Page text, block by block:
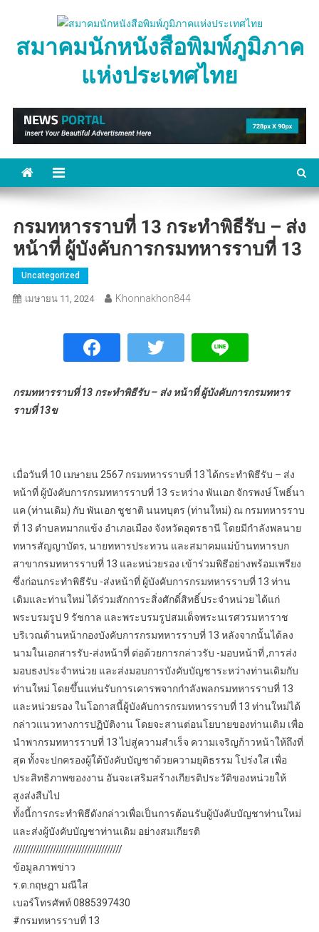
contentสมาคมนักหนังสือพิมพ์ภูมิภาค
แห่งประเทศไทย
กรมทหารราบที่ 13 กระทำพิธีรับ – ส่ง
หน้าที่ ผู้บังคับการกรมทหารราบที่ 13
Uncategorized
เมษายน 11, 2024 Khonnakhon844
กรมทหารราบที่ 13 กระทำพิธีรับ – ส่ง หน้าที่ ผู้บังคับการกรมทหาร
ราบที่ 13ข
เมื่อวันที่ 10 เมษายน 2567 กรมทหารราบที่ 13 ได้กระทำพิธีรับ – ส่ง
หน้าที่ ผู้บังคับการกรมทหารราบที่ 13 ระหว่าง พันเอก จักรพงษ์ โพธิ์นา
แค (ท่านเดิม) กับ พันเอก ชูชาติ นนทบุตร (ท่านใหม่) ณ กรมทหารราบ
ที่ 13 ตำบลหมากแข้ง อำเภอเมือง จังหวัดอุดรธานี โดยมีกำลังพลนาย
ทหารสัญญาบัตร, นายทหารประทวน และสมาคมแม่บ้านทหารบก
สาขากรมทหารราบที่ 13 และหน่วยรอง เข้าร่วมพิธีอย่างพร้อมเพรียง
ซึ่งก่อนกระทำพิธีรับ -ส่งหน้าที่ ผู้บังคับการกรมทหารราบที่ 13 ท่าน
เดิมและท่านใหม่ ได้ร่วมสักการะสิ่งศักดิ์สิทธิ์ประจำหน่วย ได้แก่
พระบรมรูป 9 รัชกาล และพระบรมรูปสมเด็จพระนเรศวรมหาราช
บริเวณด้านหน้ากองบังคับการกรมทหารราบที่ 13 หลังจากนั้นได้ลง
นามในเอกสารรับ-ส่งหน้าที่ ต่อด้วยการกล่าวรับ -มอบหน้าที่ ,การส่ง
มอบธงประจำหน่วย และส่งมอบการบังคับบัญชาระหว่างท่านเดิมกับ
ท่านใหม่ โดยขึ้นแท่นรับการเคารพจากกำลังพลกรมทหารราบที่ 13
และหน่วยรอง ในโอกาสนี้ผู้บังคับการกรมทหารราบที่ 13 ท่านใหม่ได้
กล่าวแนวทางการปฏิบัติงาน โดยจะสานต่อนโยบายของท่านเดิม เพื่อ
นำพากรมทหารราบที่ 13 ไปสู่ความสำเร็จ ความเจริญก้าวหน้าให้ถึงที่
สุด ทั้งจะปกครองผู้ใต้บังคับบัญชาด้วยความยุติธรรม โปร่งใส เพื่อ
ประสิทธิภาพของงาน อันจะเสริมสร้างเกียรติประวัติของหน่วยให้
สูงส่งสืบไป
ทั้งนี้การกระทำพิธีดังกล่าวเพื่อเป็นการต้อนรับผู้บังคับบัญชาท่านใหม่
และส่งผู้บังคับบัญชาท่านเดิม อย่างสมเกียรติ
//////////////////////////////////////
ข้อมูลภาพข่าว
ร.ต.กฤษฎา มณีใส
เบอร์โทรศัพท์ 0885397430
#กรมทหารราบที่ 13